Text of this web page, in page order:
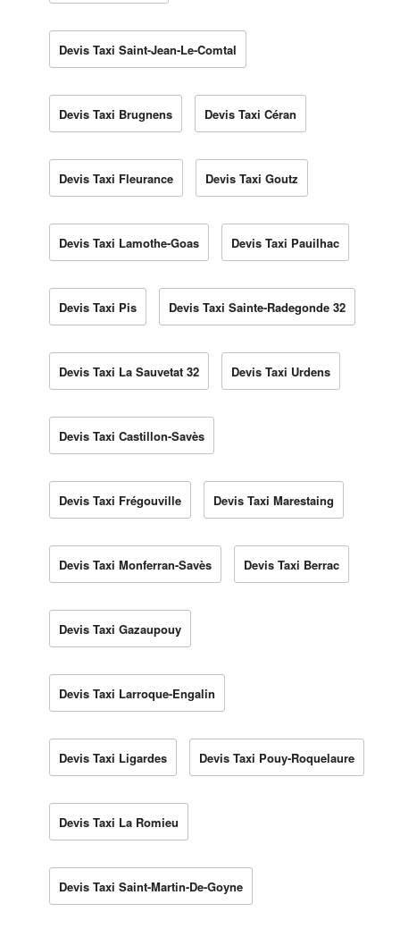
Devis Taxi Saint-Jean-Le-Comtal
Devis Taxi Brugnens Devis Taxi Céran
Devis Taxi Fleurance Devis Taxi Goutz
Devis Taxi Lamothe-Goas Devis Taxi Pauilhac
Devis Taxi Pis Devis Taxi Sainte-Radegonde 32
Devis Taxi La Sauvetat 32 Devis Taxi Urdens
Devis Taxi Castillon-Savès
Devis Taxi Frégouville Devis Taxi Marestaing
Devis Taxi Monferran-Savès Devis Taxi Berrac
Devis Taxi Gazaupouy
Devis Taxi Larroque-Engalin
Devis Taxi Ligardes Devis Taxi Pouy-Roquelaure
Devis Taxi La Romieu
Devis Taxi Saint-Martin-De-Goyne